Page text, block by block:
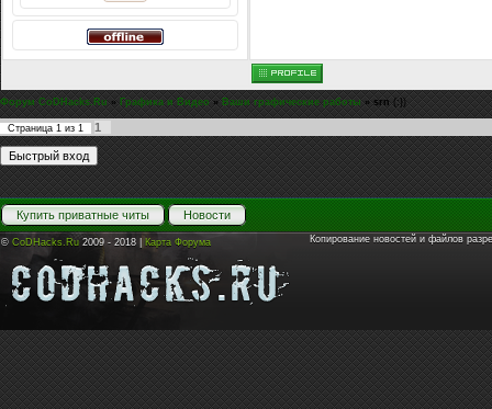
Форум CoDHacks.Ru » Графика и Видео » Ваши графические работы » srn (:})
Страница 1 из 1 1
Купить приватные читы Новости
© CoDHacks.Ru 2009 - 2018 | Карта Форума Копирование новостей и файлов